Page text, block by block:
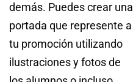
demás. Puedes crear una
portada que represente a
tu promoción utilizando
ilustraciones y fotos de